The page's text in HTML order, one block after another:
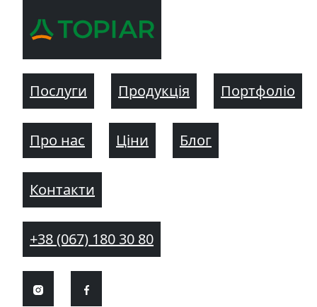
Послуги Продукція Портфоліо
Про нас Ціни Блог
Контакти
+38 (067) 180 30 80